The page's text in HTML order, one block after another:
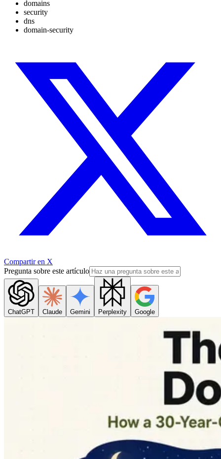
domains
security
dns
domain-security
Compartir en X
Pregunta sobre este artículo
ChatGPT Claude Gemini Perplexity Google